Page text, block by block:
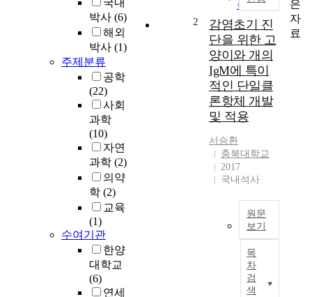
국내
박사 (6)
해외
박사 (1)
주제분류
공학
(22)
사회
과학
(10)
자연
과학 (2)
의약
학 (2)
교육
(1)
수여기관
한양
대학교
(6)
연세
출력
2
감염초기 진
단을 위한 고
양이와 개의
IgM에 특이
적인 단일클
론항체 개발
및 적용
서승환
충북대학교
2017
국내석사
원문
보기
목
차
검
색
은
자
료